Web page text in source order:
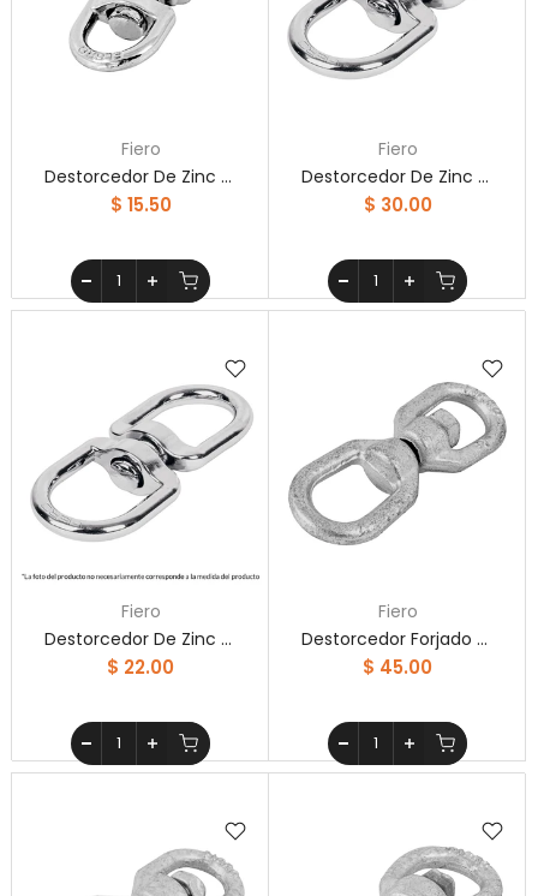
Fiero
Destorcedor De Zinc Para Cable De 1/8' Fiero
$ 15.50
Fiero
Destorcedor De Zinc Para Cable De 5/16' Fiero
$ 30.00
Fiero
Destorcedor De Zinc Para Cable De 5/32' Fiero
$ 22.00
Fiero
Destorcedor Forjado De 1/4' Fiero
$ 45.00